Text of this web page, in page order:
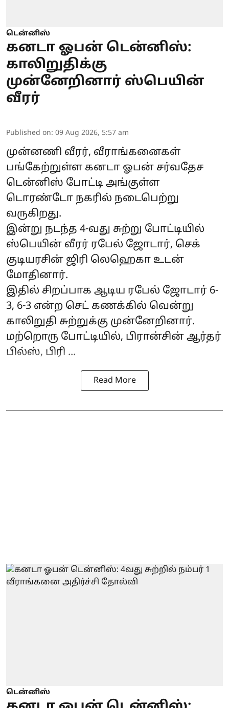
டென்னிஸ்
கனடா ஓபன் டென்னிஸ்:
காலிறுதிக்கு
முன்னேறினார் ஸ்பெயின்
வீரர்
Published on: 09 Aug 2026, 5:57 am
முன்னணி வீரர், வீராங்கனைகள்
பங்கேற்றுள்ள கனடா ஓபன் சர்வதேச
டென்னிஸ் போட்டி அங்குள்ள
டொரண்டோ நகரில் நடைபெற்று
வருகிறது.
இன்று நடந்த 4-வது சுற்று போட்டியில்
ஸ்பெயின் வீரர் ரபேல் ஜோடார், செக்
குடியரசின் ஜிரி லெஹெகா உடன்
மோதினார்.
இதில் சிறப்பாக ஆடிய ரபேல் ஜோடார் 6-
3, 6-3 என்ற செட் கணக்கில் வென்று
காலிறுதி சுற்றுக்கு முன்னேறினார்.
மற்றொரு போட்டியில், பிரான்சின் ஆர்தர்
பில்ஸ், பிரி ...
Read More
டென்னிஸ்